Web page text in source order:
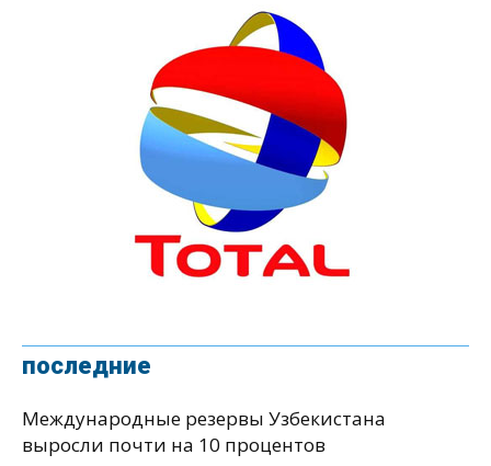
последние
Международные резервы Узбекистана
выросли почти на 10 процентов